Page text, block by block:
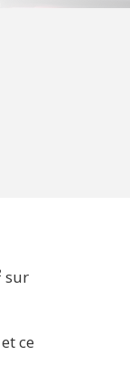
sur
ce